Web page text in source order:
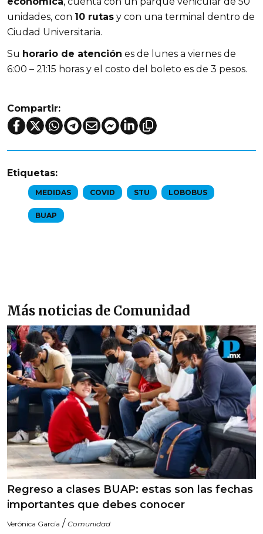
unidades, con 10 rutas y con una terminal dentro de
Ciudad Universitaria.
Su horario de atención es de lunes a viernes de
6:00 – 21:15 horas y el costo del boleto es de 3 pesos.
Compartir:
Etiquetas:
MEDIDAS COVID STU LOBOBUS
BUAP
Más noticias de Comunidad
Regreso a clases BUAP: estas son las fechas
importantes que debes conocer
Verónica García / Comunidad